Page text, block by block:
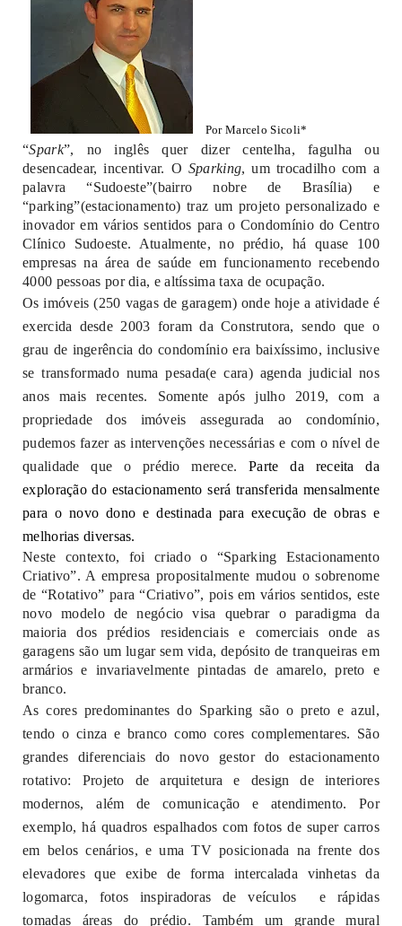
Por Marcelo Sicoli*
“Spark”, no inglês quer dizer centelha, fagulha ou
desencadear, incentivar. O Sparking, um trocadilho com a
palavra “Sudoeste”(bairro nobre de Brasília) e
“parking”(estacionamento) traz um projeto personalizado e
inovador em vários sentidos para o Condomínio do Centro
Clínico Sudoeste. Atualmente, no prédio, há quase 100
empresas na área de saúde em funcionamento recebendo
4000 pessoas por dia, e altíssima taxa de ocupação.
Os imóveis (250 vagas de garagem) onde hoje a atividade é
exercida desde 2003 foram da Construtora, sendo que o
grau de ingerência do condomínio era baixíssimo, inclusive
se transformado numa pesada(e cara) agenda judicial nos
anos mais recentes. Somente após julho 2019, com a
propriedade dos imóveis assegurada ao condomínio,
pudemos fazer as intervenções necessárias e com o nível de
qualidade que o prédio merece.Parte da receita da
exploração do estacionamento será transferida mensalmente
para o novo dono e destinada para execução de obras e
melhorias diversas.
Neste contexto, foi criado o “Sparking Estacionamento
Criativo”. A empresa propositalmente mudou o sobrenome
de “Rotativo” para “Criativo”, pois em vários sentidos, este
novo modelo de negócio visa quebrar o paradigma da
maioria dos prédios residenciais e comerciais onde as
garagens são um lugar sem vida, depósito de tranqueiras em
armários e invariavelmente pintadas de amarelo, preto e
branco.
As cores predominantes do Sparking são o preto e azul,
tendo o cinza e branco como cores complementares. São
grandes diferenciais do novo gestor do estacionamento
rotativo: Projeto de arquitetura e design de interiores
modernos, além de comunicação e atendimento. Por
exemplo, há quadros espalhados com fotos de super carros
em belos cenários, e uma TV posicionada na frente dos
elevadores que exibe de forma intercalada vinhetas da
logomarca, fotos inspiradoras de veículos
e rápidas
tomadas áreas do prédio. Também um grande mural